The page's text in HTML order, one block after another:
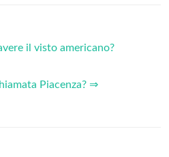
il visto americano?
Piacenza? ⇒